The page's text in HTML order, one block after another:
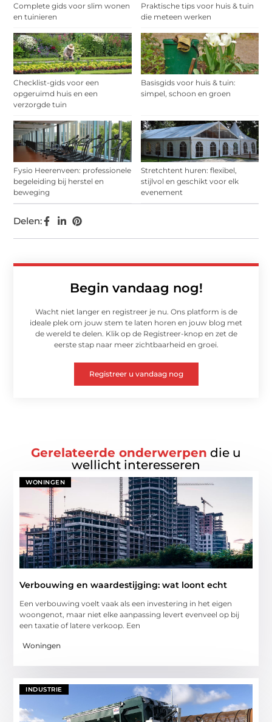
Complete gids voor slim wonen
en tuinieren
Praktische tips voor huis & tuin
die meteen werken
Checklist-gids voor een
opgeruimd huis en een
verzorgde tuin
Basisgids voor huis & tuin:
simpel, schoon en groen
Fysio Heerenveen: professionele
begeleiding bij herstel en
beweging
Stretchtent huren: flexibel,
stijlvol en geschikt voor elk
evenement
Begin vandaag nog!
Wacht niet langer en registreer je nu. Ons platform is de
ideale plek om jouw stem te laten horen en jouw blog met
de wereld te delen. Klik op de Registreer-knop en zet de
eerste stap naar meer zichtbaarheid en groei.
Registreer u vandaag nog
Delen:
Gerelateerde onderwerpen die u
wellicht interesseren
WONINGEN
Verbouwing en waardestijging: wat loont echt
Een verbouwing voelt vaak als een investering in het eigen
woongenot, maar niet elke aanpassing levert evenveel op bij
een taxatie of latere verkoop. Een
Woningen
INDUSTRIE